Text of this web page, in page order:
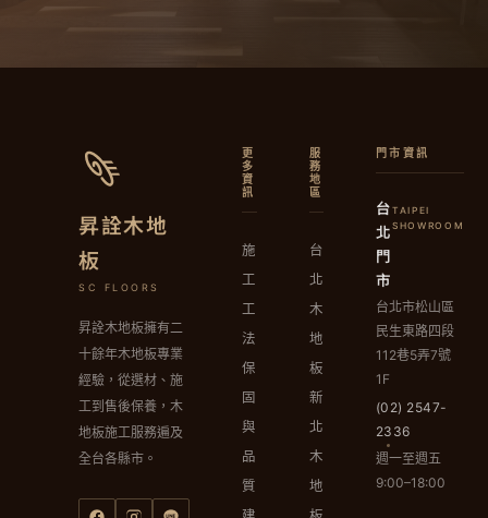
昇詮木地
板
SC FLOORS
昇詮木地板擁有二
十餘年木地板專業
經驗，從選材、施
工到售後保養，木
地板施工服務遍及
全台各縣市。
更
多
資
訊
施
工
工
法
保
固
與
品
質
建
服
務
地
區
台
北
木
地
板
新
北
木
地
板
門市資訊
台
北
門
市
TAIPEI
SHOWROOM
台北市松山區
民生東路四段
112巷5弄7號
1F
(02) 2547-
2336
週一至週五
9:00–18:00